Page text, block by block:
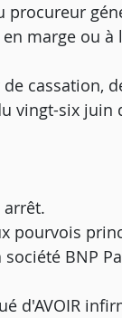
procureur
marge ou à
cassation,
vingt-six juin
arrêt.
pourvois
BNP
d'AVOIR